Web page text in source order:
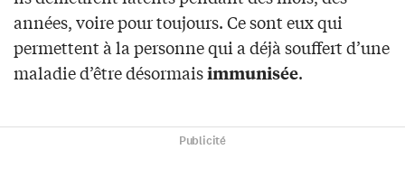
années, voire pour toujours. Ce sont eux qui
permettent à la personne qui a déjà souffert d’une
maladie d’être désormaisimmunisée.
Publicité